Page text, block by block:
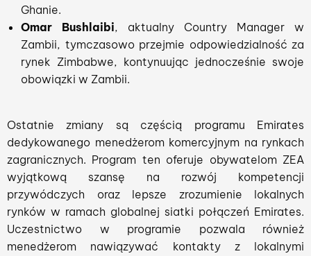
Ghanie.
Omar Bushlaibi, aktualny Country Manager w
Zambii, tymczasowo przejmie odpowiedzialność za
rynek Zimbabwe, kontynuując jednocześnie swoje
obowiązki w Zambii.
Ostatnie zmiany są częścią programu Emirates
dedykowanego menedżerom komercyjnym na rynkach
zagranicznych. Program ten oferuje obywatelom ZEA
wyjątkową szansę na rozwój kompetencji
przywódczych oraz lepsze zrozumienie lokalnych
rynków w ramach globalnej siatki połączeń Emirates.
Uczestnictwo w programie pozwala również
menedżerom nawiązywać kontakty z lokalnymi